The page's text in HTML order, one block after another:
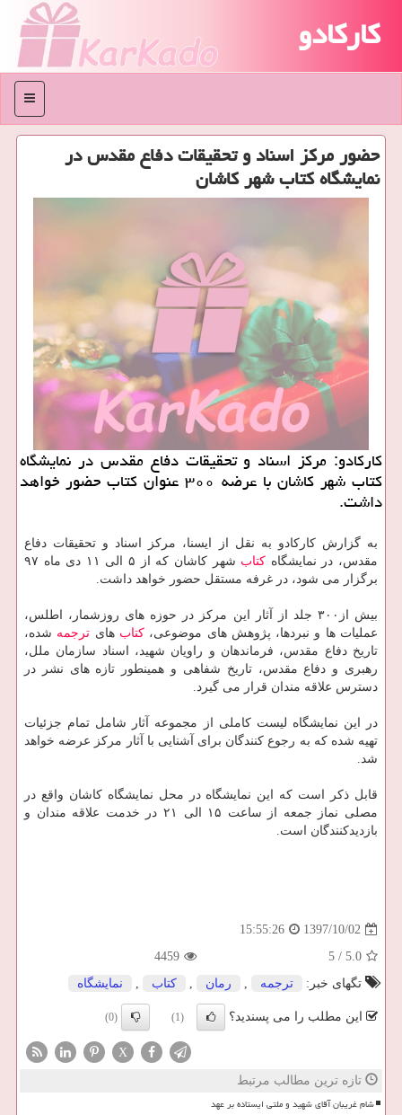
کارکادو
منو
حضور مركز اسناد و تحقیقات دفاع مقدس در
نمایشگاه كتاب شهر كاشان
كاركادو: مركز اسناد و تحقیقات دفاع مقدس در نمایشگاه
كتاب شهر كاشان با عرضه ۳۰۰ عنوان كتاب حضور خواهد
داشت.
به گزارش كاركادو به نقل از ایسنا، مركز اسناد و تحقیقات دفاع
مقدس، در نمایشگاه كتاب
شهر كاشان كه از ۵ الی ۱۱ دی ماه ۹۷
برگزار می شود، در غرفه مستقل حضور خواهد داشت.
بیش از۳۰۰ جلد از آثار این مركز در حوزه های روزشمار، اطلس،
عملیات ها و نبردها، پژوهش های موضوعی،كتاب های ترجمه شده،
تاریخ دفاع مقدس، فرماندهان و راویان شهید، اسناد سازمان ملل،
رهبری و دفاع مقدس، تاریخ شفاهی و همینطور تازه های نشر در
دسترس علاقه مندان قرار می گیرد.
در این نمایشگاه لیست كاملی از مجموعه آثار شامل تمام جزئیات
تهیه شده كه به رجوع كنندگان برای آشنایی با آثار مركز عرضه خواهد
شد.
قابل ذكر است كه این نمایشگاه در محل نمایشگاه كاشان واقع در
مصلی نماز جمعه از ساعت ۱۵ الی ۲۱ در خدمت علاقه مندان و
بازدیدكنندگان است.
1397/10/02
15:55:26
5.0
/
5
4459
تگهای خبر:
ترجمه , رمان , كتاب , نمایشگاه
این مطلب را می پسندید؟ (1)
(0)
X
تازه ترین مطالب مرتبط
شام غریبان آقای شهید و ملتی ایستاده بر عهد